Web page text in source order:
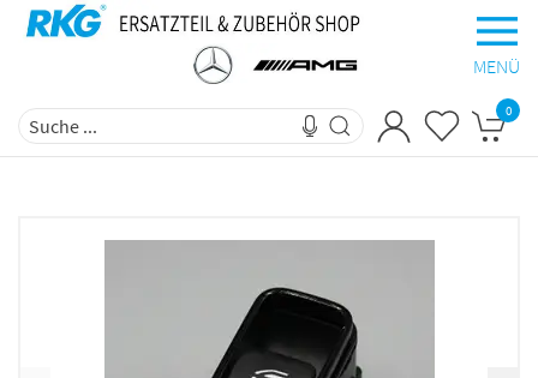
MENÜ
0